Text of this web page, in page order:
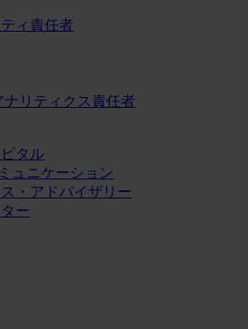
ィ責任者
リティクス責任者
タル
ュニケーション
・アドバイザリー
ー